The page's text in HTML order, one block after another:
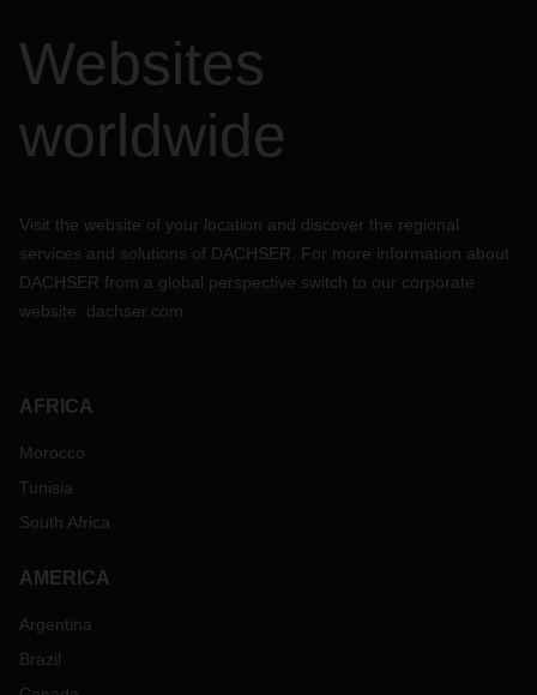
Websites
worldwide
Visit the website of your location and discover the regional
services and solutions of DACHSER. For more information about
DACHSER from a global perspective switch to our corporate
website: dachser.com
AFRICA
Morocco
Tunisia
South Africa
AMERICA
Argentina
Brazil